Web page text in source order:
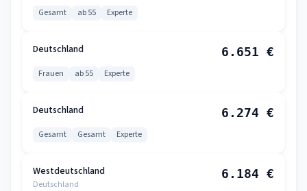
Gesamt ab 55 Experte
Deutschland 6.651 €
Frauen ab 55 Experte
Deutschland 6.274 €
Gesamt Gesamt Experte
Westdeutschland
Deutschland
6.184 €